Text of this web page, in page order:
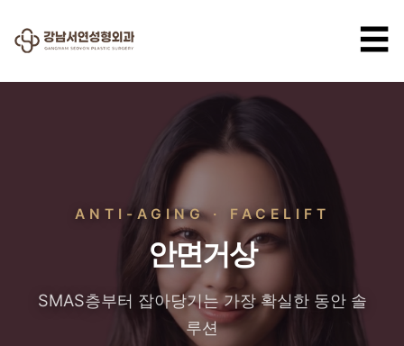
☰
ANTI-AGING · FACELIFT
안면거상
SMAS층부터 잡아당기는 가장 확실한 동안 솔
루션